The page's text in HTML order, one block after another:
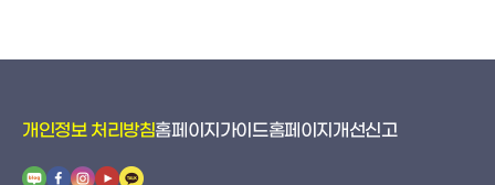
개인정보 처리방침홈페이지가이드홈페이지개선신고